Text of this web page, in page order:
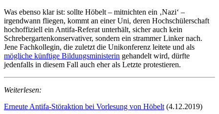
Was ebenso klar ist: sollte Höbelt – mitnichten ein ‚Nazi‘ –
irgendwann fliegen, kommt an einer Uni, deren Hochschülerschaft
hochoffiziell ein Antifa-Referat unterhält, sicher auch kein
Schrebergartenkonservativer, sondern ein strammer Linker nach.
Jene Fachkollegin, die zuletzt die Unikonferenz leitete und als
mögliche künftige Bildungsministerin gehandelt wird, dürfte
jedenfalls in diesem Fall auch eher als Letzte protestieren.
Weiterlesen:
Erneute Antifa-Störaktion bei Vorlesung von Höbelt (4.12.2019)